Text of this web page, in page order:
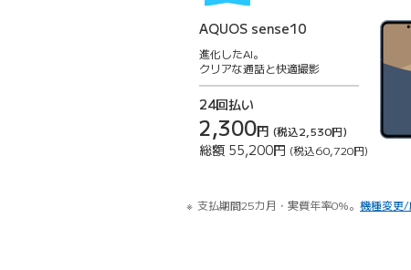
AQUOS sense10
進化したAI。
クリアな通話と快適撮影
24回払い
2,300円 (税込2,530円)
総額 55,200円 (税込60,720円)
支払期間25カ月・実質年率0%。 機種変更/